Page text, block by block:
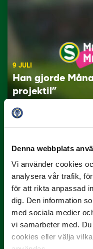
Denna webbplats
Vi använder cookies
analysera vår trafik,
för att rikta anpassad
dig. Den information
med sociala medier
vi samarbeter med.
cookies eller välja
9 JULI
Han gjorde
projektil”
Slog till i…
3 JULI
Rösta på
Yttrar gör…